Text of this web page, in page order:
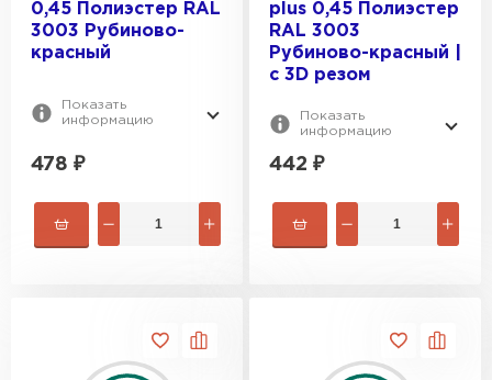
0,45 Полиэстер RAL
3003 Рубиново-
красный
Показать
информацию
478 ₽
plus 0,45 Полиэстер
RAL 3003
Рубиново-красный |
c 3D резом
Показать
информацию
442 ₽